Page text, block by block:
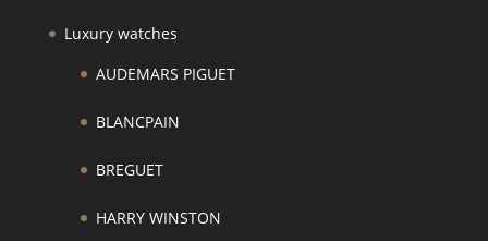
Luxury watches
AUDEMARS PIGUET
BLANCPAIN
BREGUET
HARRY WINSTON